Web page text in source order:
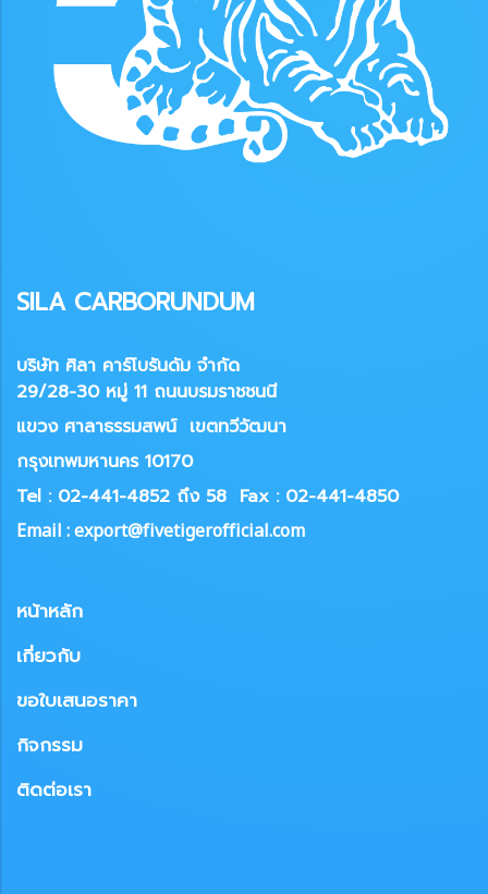
SILA CARBORUNDUM
บริษัท ศิลา คาร์โบรันดัม จำกัด
29/28-30 หมู่ 11 ถนนบรมราชชนนี
แขวง ศาลาธรรมสพน์ เขตทวีวัฒนา
กรุงเทพมหานคร 10170
Tel : 02-441-4852 ถึง 58 Fax : 02-441-4850
Email : export@fivetigerofficial.com
หน้าหลัก
เกี่ยวกับ
ขอใบเสนอราคา
กิจกรรม
ติดต่อเรา